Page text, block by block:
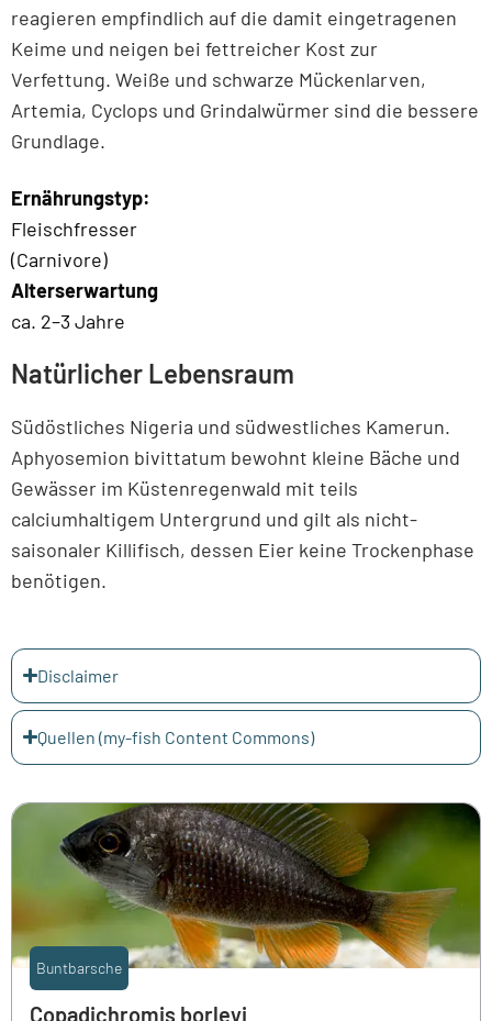
reagieren empfindlich auf die damit eingetragenen
Keime und neigen bei fettreicher Kost zur
Verfettung. Weiße und schwarze Mückenlarven,
Artemia, Cyclops und Grindalwürmer sind die bessere
Grundlage.
Ernährungstyp:
Fleischfresser
(Carnivore)
Alterserwartung
ca. 2–3 Jahre
Natürlicher Lebensraum
Südöstliches Nigeria und südwestliches Kamerun.
Aphyosemion bivittatum bewohnt kleine Bäche und
Gewässer im Küstenregenwald mit teils
calciumhaltigem Untergrund und gilt als nicht-
saisonaler Killifisch, dessen Eier keine Trockenphase
benötigen.
Disclaimer
Quellen (my-fish Content Commons)
Buntbarsche
Copadichromis borleyi